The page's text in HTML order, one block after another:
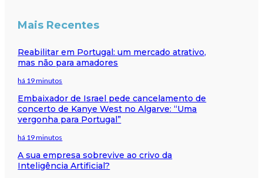
Mais Recentes
Reabilitar em Portugal: um mercado atrativo,
mas não para amadores
há 19 minutos
Embaixador de Israel pede cancelamento de
concerto de Kanye West no Algarve: “Uma
vergonha para Portugal”
há 19 minutos
A sua empresa sobrevive ao crivo da
Inteligência Artificial?